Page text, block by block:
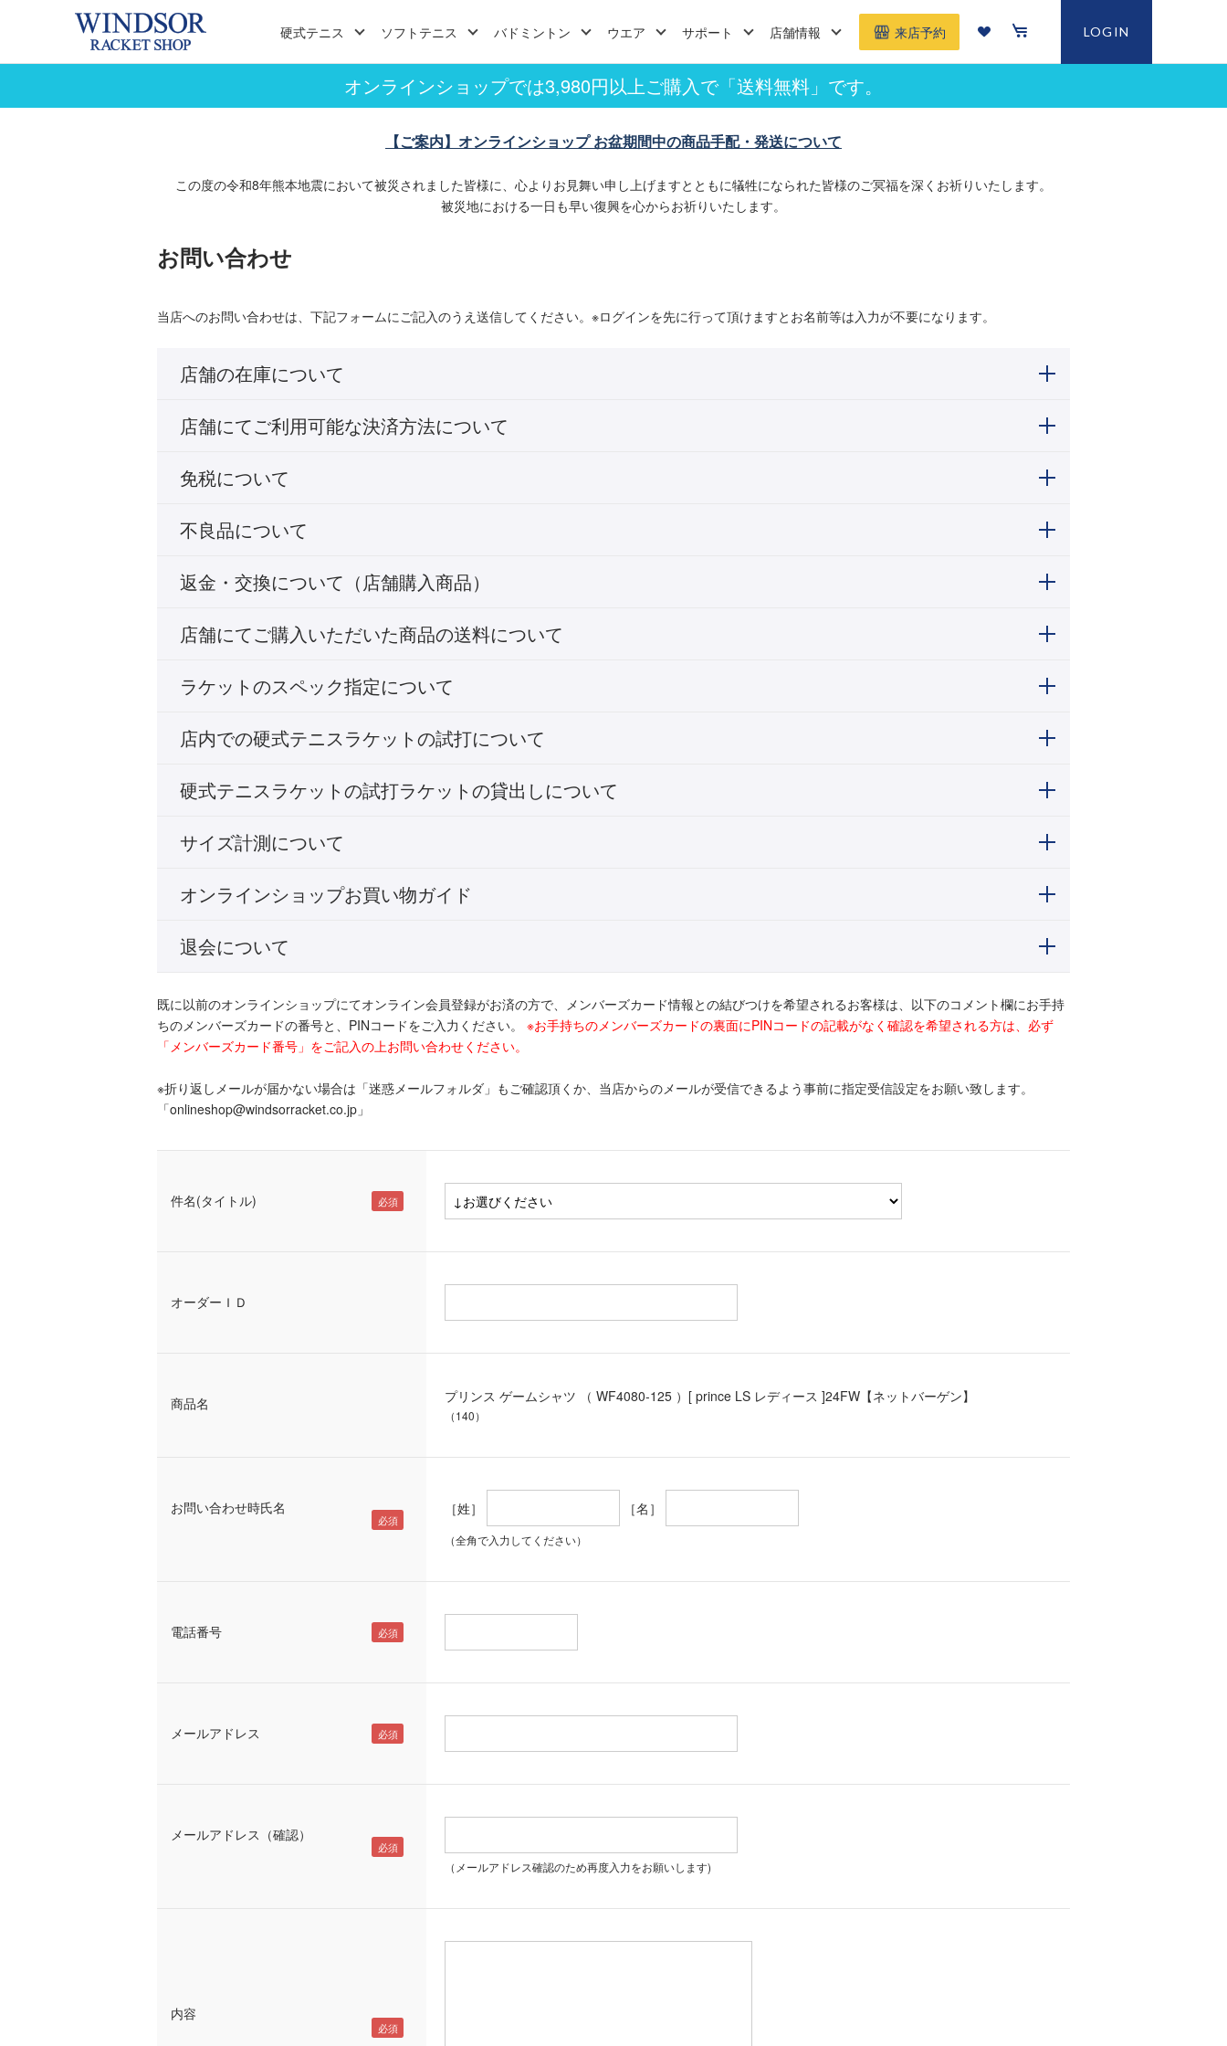
硬式テニス ソフトテニス バドミントン ウエア サポート 店舗情報 来店予約 LOGIN
オンラインショップでは3,980円以上ご購入で「送料無料」です。
【ご案内】オンラインショップ お盆期間中の商品手配・発送について
この度の令和8年熊本地震において被災されました皆様に、心よりお見舞い申し上げますとともに犠牲になられた皆様のご冥福を深くお祈りいたします。
被災地における一日も早い復興を心からお祈りいたします。
お問い合わせ
当店へのお問い合わせは、下記フォームにご記入のうえ送信してください。※ログインを先に行って頂けますとお名前等は入力が不要になります。
店舗の在庫について
店舗にてご利用可能な決済方法について
免税について
不良品について
返金・交換について（店舗購入商品）
店舗にてご購入いただいた商品の送料について
ラケットのスペック指定について
店内での硬式テニスラケットの試打について
硬式テニスラケットの試打ラケットの貸出しについて
サイズ計測について
オンラインショップお買い物ガイド
退会について
既に以前のオンラインショップにてオンライン会員登録がお済の方で、メンバーズカード情報との結びつけを希望されるお客様は、以下のコメント欄にお手持
ちのメンバーズカードの番号と、PINコードをご入力ください。 ※お手持ちのメンバーズカードの裏面にPINコードの記載がなく確認を希望される方は、必ず
「メンバーズカード番号」をご記入の上お問い合わせください。
※折り返しメールが届かない場合は「迷惑メールフォルダ」もご確認頂くか、当店からのメールが受信できるよう事前に指定受信設定をお願い致します。
「onlineshop@windsorracket.co.jp」
件名(タイトル)
オーダーＩＤ
商品名 プリンス ゲームシャツ （ WF4080-125 ）[ prince LS レディース ]24FW【ネットバーゲン】
（140）
お問い合わせ時氏名 ［姓］ ［名］
（全角で入力してください）
電話番号
メールアドレス
メールアドレス（確認）
（メールアドレス確認のため再度入力をお願いします)
内容